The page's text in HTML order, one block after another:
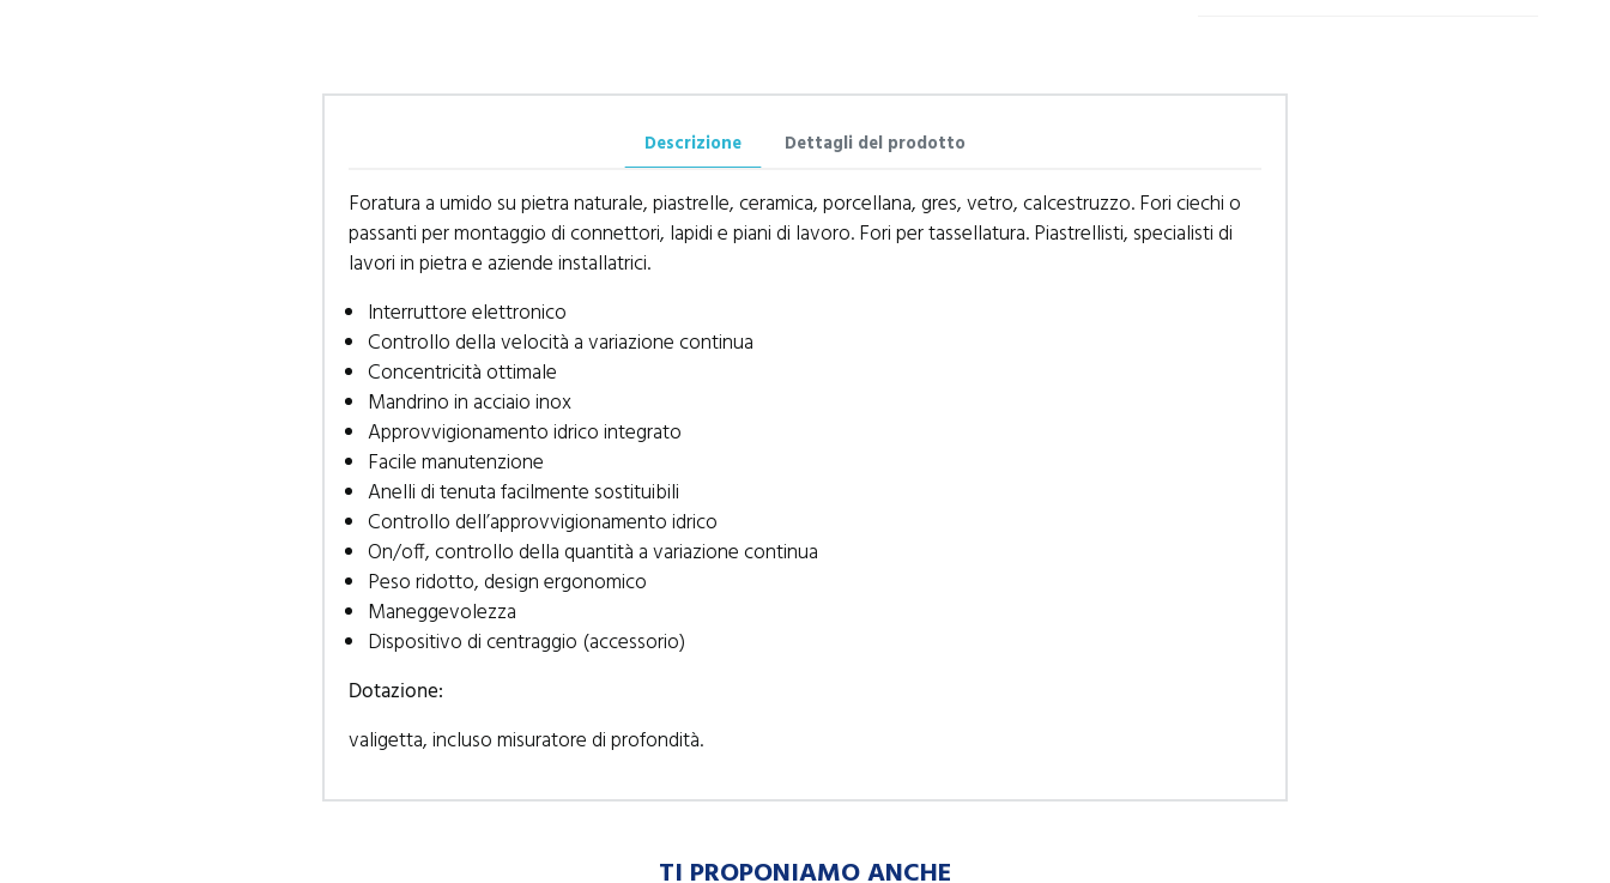
Descrizione Dettagli del prodotto
Foratura a umido su pietra naturale, piastrelle, ceramica, porcellana, gres, vetro, calcestruzzo. Fori ciechi o
passanti per montaggio di connettori, lapidi e piani di lavoro. Fori per tassellatura. Piastrellisti, specialisti di
lavori in pietra e aziende installatrici.
Interruttore elettronico
Controllo della velocità a variazione continua
Concentricità ottimale
Mandrino in acciaio inox
Approvvigionamento idrico integrato
Facile manutenzione
Anelli di tenuta facilmente sostituibili
Controllo dell’approvvigionamento idrico
On/off, controllo della quantità a variazione continua
Peso ridotto, design ergonomico
Maneggevolezza
Dispositivo di centraggio (accessorio)
Dotazione:
valigetta, incluso misuratore di profondità.
TI PROPONIAMO ANCHE